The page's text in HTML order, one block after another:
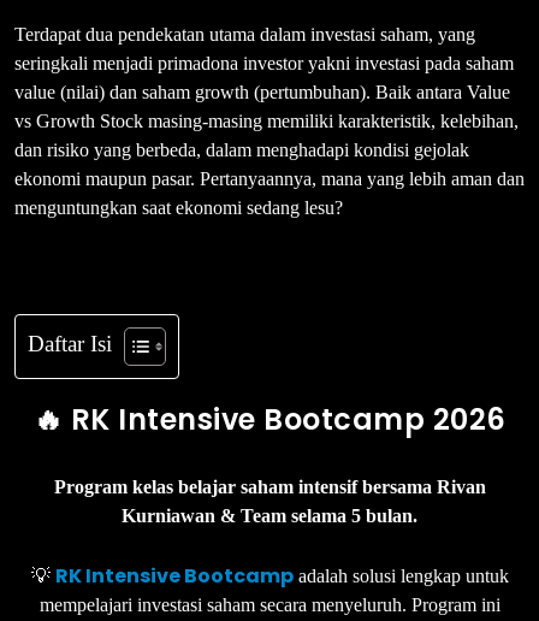
Terdapat dua pendekatan utama dalam investasi saham, yang
seringkali menjadi primadona investor yakni investasi pada saham
value (nilai) dan saham growth (pertumbuhan). Baik antara Value
vs Growth Stock masing-masing memiliki karakteristik, kelebihan,
dan risiko yang berbeda, dalam menghadapi kondisi gejolak
ekonomi maupun pasar. Pertanyaannya, mana yang lebih aman dan
menguntungkan saat ekonomi sedang lesu?
Daftar Isi
🔥 RK Intensive Bootcamp 2026
Program kelas belajar saham intensif bersama Rivan
Kurniawan & Team selama 5 bulan.
💡 RK Intensive Bootcamp adalah solusi lengkap untuk
mempelajari investasi saham secara menyeluruh. Program ini